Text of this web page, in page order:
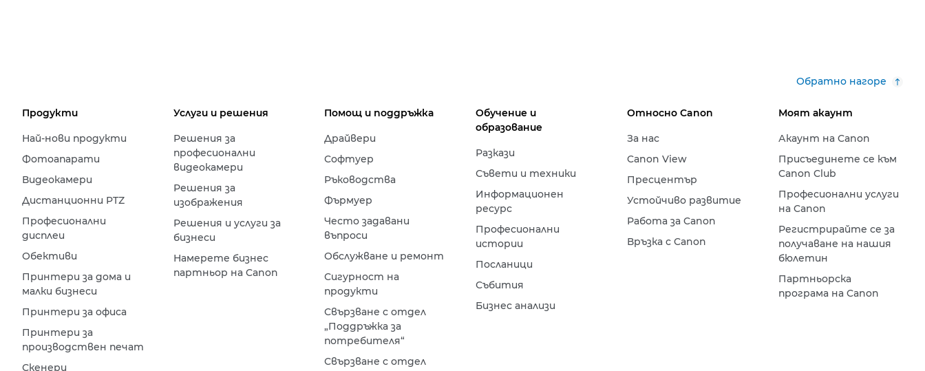
Обратно нагоре
Продукти
Най-нови продукти
Фотоапарати
Видеокамери
Дистанционни PTZ
Професионални
дисплеи
Обективи
Принтери за дома и
малки бизнеси
Принтери за офиса
Принтери за
производствен печат
Скенери
Услуги и решения
Решения за
професионални
видеокамери
Решения за
изображения
Решения и услуги за
бизнеси
Намерете бизнес
партньор на Canon
Помощ и поддръжка
Драйвери
Софтуер
Ръководства
Фърмуер
Често задавани
въпроси
Обслужване и ремонт
Сигурност на
продукти
Свързване с отдел
„Поддръжка за
потребителя“
Свързване с отдел
Обучение и
образование
Разкази
Съвети и техники
Информационен
ресурс
Професионални
истории
Посланици
Събития
Бизнес анализи
Относно Canon
За нас
Canon View
Пресцентър
Устойчиво развитие
Работа за Canon
Връзка с Canon
Моят акаунт
Акаунт на Canon
Присъединете се към
Canon Club
Професионални услуги
на Canon
Регистрирайте се за
получаване на нашия
бюлетин
Партньорска
програма на Canon